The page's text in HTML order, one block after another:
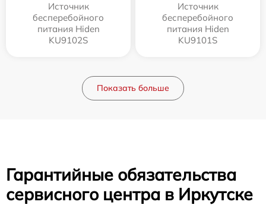
Источник
бесперебойного
питания Hiden
KU9102S
Источник
бесперебойного
питания Hiden
KU9101S
Показать больше
Гарантийные обязательства
сервисного центра в Иркутске